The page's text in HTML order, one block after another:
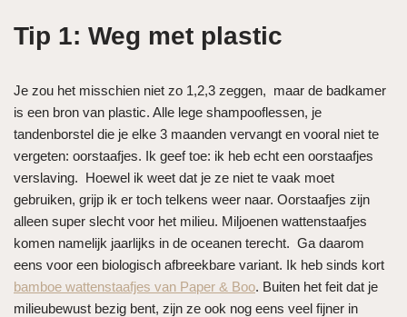
Tip 1: Weg met plastic
Je zou het misschien niet zo 1,2,3 zeggen, maar de badkamer
is een bron van plastic. Alle lege shampooflessen, je
tandenborstel die je elke 3 maanden vervangt en vooral niet te
vergeten: oorstaafjes. Ik geef toe: ik heb echt een oorstaafjes
verslaving. Hoewel ik weet dat je ze niet te vaak moet
gebruiken, grijp ik er toch telkens weer naar. Oorstaafjes zijn
alleen super slecht voor het milieu. Miljoenen wattenstaafjes
komen namelijk jaarlijks in de oceanen terecht. Ga daarom
eens voor een biologisch afbreekbare variant. Ik heb sinds kort
bamboe wattenstaafjes van Paper & Boo. Buiten het feit dat je
milieubewust bezig bent, zijn ze ook nog eens veel fijner in